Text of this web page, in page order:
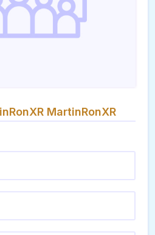
MartinRonXR